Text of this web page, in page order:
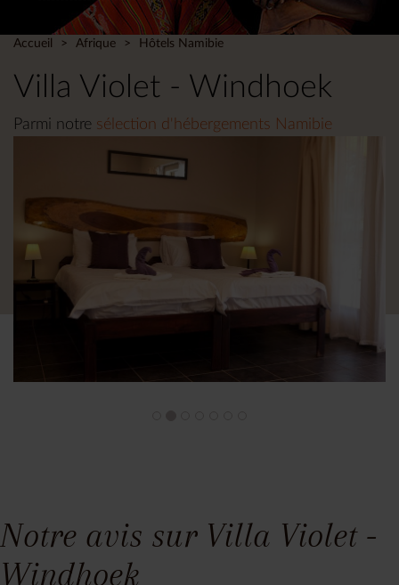
Accueil Afrique Hôtels Namibie
Villa Violet - Windhoek
Parmi notre sélection d'hébergements Namibie
Notre avis sur Villa Violet -
Windhoek